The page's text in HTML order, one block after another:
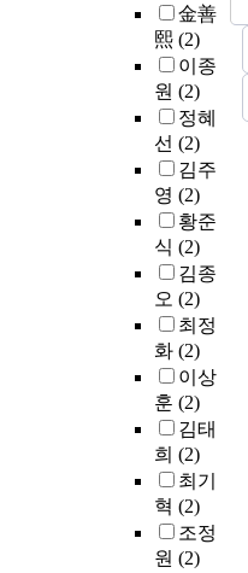
金善
熙 (2)
이종
원 (2)
정혜
선 (2)
김주
영 (2)
황준
식 (2)
김종
오 (2)
최정
화 (2)
이상
훈 (2)
김태
희 (2)
최기
혁 (2)
조정
원 (2)